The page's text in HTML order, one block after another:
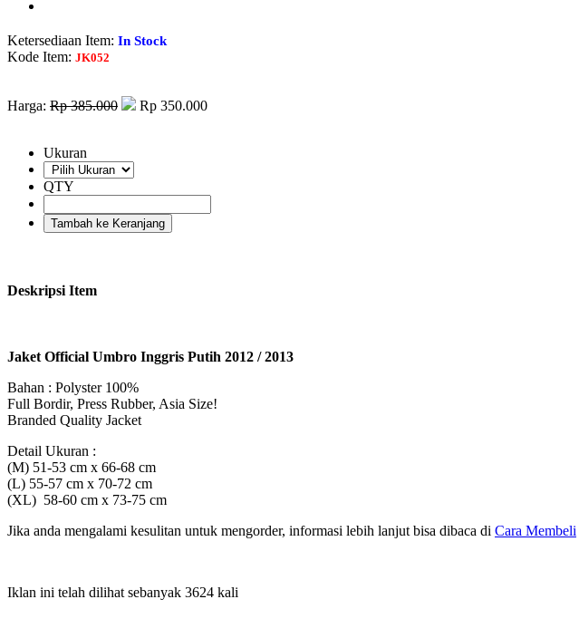
Ketersediaan Item: In Stock
Kode Item: JK052
Harga: Rp 385.000 Rp 350.000
Ukuran
QTY
Deskripsi Item
Jaket Official Umbro Inggris Putih 2012 / 2013
Bahan : Polyster 100%
Full Bordir, Press Rubber, Asia Size!
Branded Quality Jacket
Detail Ukuran :
(M) 51-53 cm x 66-68 cm
(L) 55-57 cm x 70-72 cm
(XL) 58-60 cm x 73-75 cm
Jika anda mengalami kesulitan untuk mengorder, informasi lebih lanjut bisa dibaca di Cara Membeli
Iklan ini telah dilihat sebanyak 3624 kali